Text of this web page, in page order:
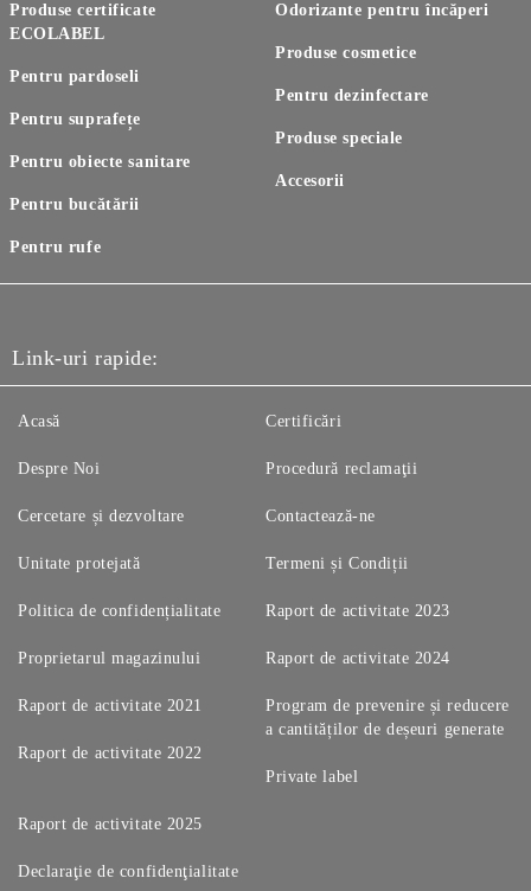
Produse certificate
ECOLABEL
Pentru pardoseli
Pentru suprafețe
Pentru obiecte sanitare
Pentru bucătării
Pentru rufe
Odorizante pentru încăperi
Produse cosmetice
Pentru dezinfectare
Produse speciale
Accesorii
Link-uri rapide:
Acasă
Despre Noi
Cercetare și dezvoltare
Unitate protejată
Certificări
Procedură reclamaţii
Contactează-ne
Termeni și Condiții
Politica de confidențialitate
Proprietarul magazinului
Raport de activitate 2021
Raport de activitate 2022
Raport de activitate 2023
Raport de activitate 2024
Program de prevenire și reducere
a cantităților de deșeuri generate
Private label
Raport de activitate 2025
Declaraţie de confidenţialitate